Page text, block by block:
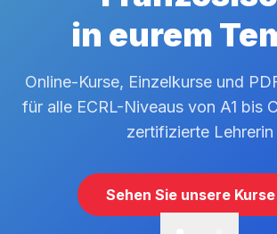
in eurem
Online-Kurse, Einzelkurse und
für alle ECRL-Niveaus von A1 bis
zertifizierte Lehrerin
Sehen Sie unsere